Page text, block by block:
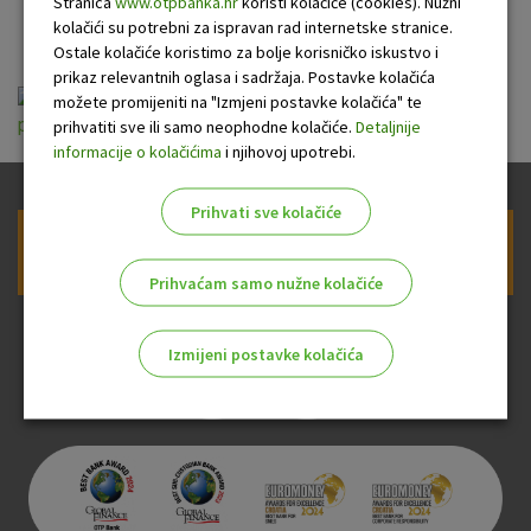
stanovništvnom
Pravilnik o obračunu kamata i naknada u
poslovanju sa stanovništvom 01.01.2023.pdf
kolačići su potrebni za ispravan rad internetske stranice.
Ostale kolačiće koristimo za bolje korisničko iskustvo i
prikaz relevantnih oglasa i sadržaja. Postavke kolačića
možete promijeniti na "Izmjeni postavke kolačića" te
prihvatiti sve ili samo neophodne kolačiće. Detaljnije
informacije o kolačićima i njihovoj upotrebi.
Prihvati sve kolačiće
Prihvaćam samo nužne kolačiće
Izmijeni postavke kolačića